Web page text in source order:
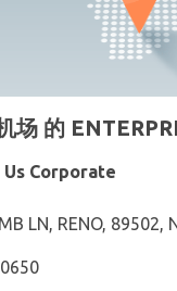
场 的
Corporate
LN, RENO, 89502,